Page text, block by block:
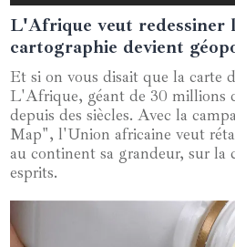
18 août 2025
L'Afrique veut redessiner
cartographie devient
Et si on vous disait que la carte
L'Afrique, géant de 30 millions
depuis des siècles. Avec la
Map", l'Union africaine veut
au continent sa grandeur, sur la
esprits.